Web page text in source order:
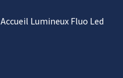
Accueil Lumineux Fluo Led